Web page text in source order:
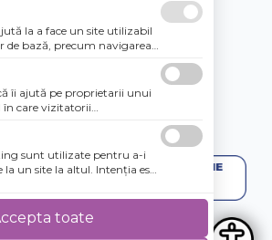
stocului disponibil.
la a face un site utilizabil
de bază, precum navigarea
corespunzător fără aceste
îi ajută pe proprietarii unui
în care vizitatorii
în mod anonim.
sunt utilizate pentru a-i
un site la altul. Intenţia este
ele sunt mai valoroase
şi părţile terţe care se
toate